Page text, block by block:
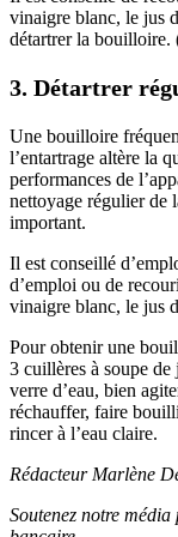
vinaigre blanc, le jus
détartrer la
3. Détartrer
Une bouilloire
l’entartrage altère la
performances de
nettoyage régulier de
important.
Il est conseillé
d’emploi ou de
vinaigre blanc, le jus
Pour obtenir une
3 cuillères à soupe
verre d’eau, bien
réchauffer, faire
rincer à l’eau claire.
Rédacteur Marlène
Soutenez notre